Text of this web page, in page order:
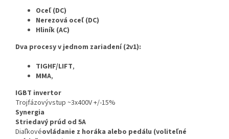
Oceľ (DC)
Nerezová oceľ (DC)
Hliník (AC)
Dva procesy v jednom zariadení (2v1):
TIGHF/LIFT,
MMA,
IGBT invertor
Trojfázovývstup ~3x400V +/-15%
Synergia
Striedavý prúd od 5A
Diaľkovéovládanie z horáka alebo pedálu (voliteľné